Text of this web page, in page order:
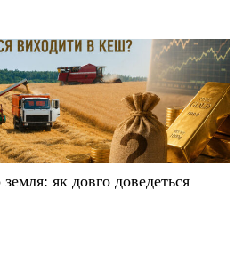
як довго доведеться